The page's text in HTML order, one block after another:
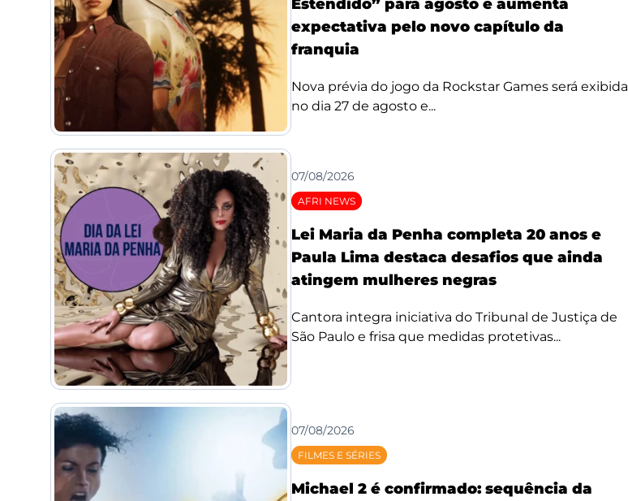
Estendido” para agosto e aumenta
expectativa pelo novo capítulo da
franquia
Nova prévia do jogo da Rockstar Games será exibida
no dia 27 de agosto e...
07/08/2026
AFRI NEWS
Lei Maria da Penha completa 20 anos e
Paula Lima destaca desafios que ainda
atingem mulheres negras
Cantora integra iniciativa do Tribunal de Justiça de
São Paulo e frisa que medidas protetivas...
07/08/2026
FILMES E SÉRIES
Michael 2 é confirmado: sequência da